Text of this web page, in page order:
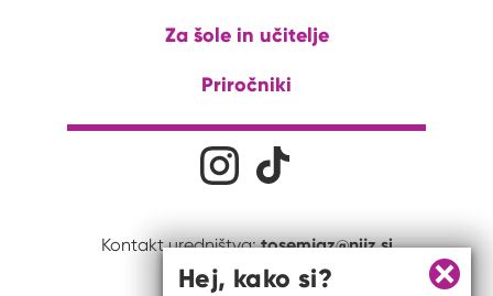
Za šole in učitelje
Priročniki
Družabna omrežjaNa naš Instagram profil
Kontakt uredništva:tosemjaz@nijz.si
Zapri
Hej, kako si?